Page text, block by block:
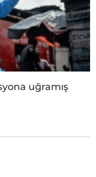
uğramış